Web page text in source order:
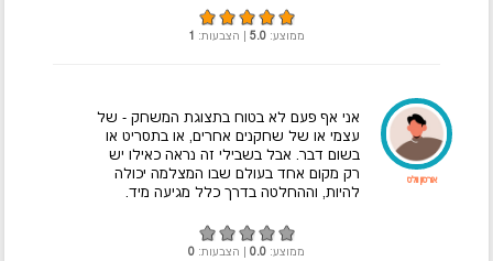
ממוצע: 5.0 | הצבעות: 1
אורסון וולס
אני אף פעם לא בטוח בתצוגת המשחק - של
עצמי או של שחקנים אחרים, או בתסריט או
בשום דבר. אבל בשבילי זה נראה כאילו יש
רק מקום אחד בעולם שבו המצלמה יכולה
להיות, וההחלטה בדרך כלל מגיעה מיד.
ממוצע: 0.0 | הצבעות: 0